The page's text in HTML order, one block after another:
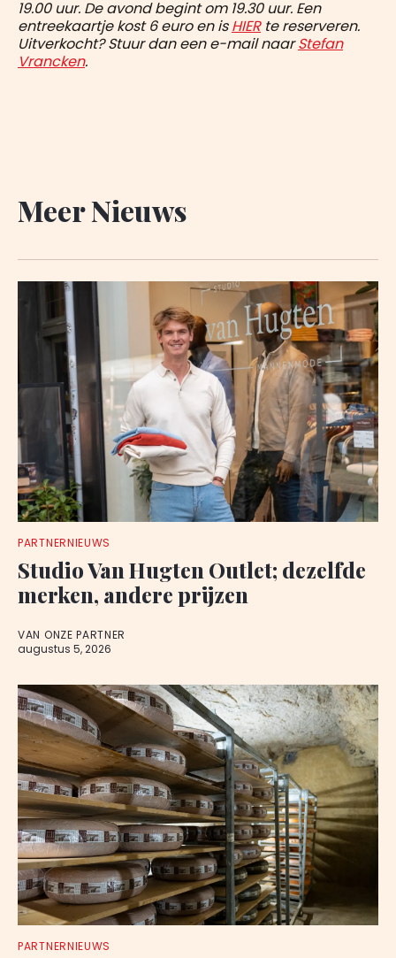
19.00 uur. De avond begint om 19.30 uur. Een
entreekaartje kost 6 euro en isHIERte reserveren.
Uitverkocht? Stuur dan een e-mail naarStefan
Vrancken.
Meer Nieuws
PARTNERNIEUWS
Studio Van Hugten Outlet; dezelfde
merken, andere prijzen
VAN ONZE PARTNER
augustus 5, 2026
PARTNERNIEUWS